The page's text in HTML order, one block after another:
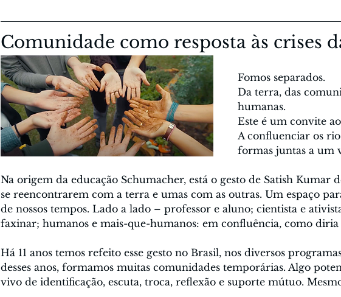
Comunidade como resposta às crises
Fomos separados.
Da terra, das
humanas.
Este é um convite
A confluenciar os
formas juntas a um
Na origem da educação Schumacher, está o gesto de Satish Kumar
se reencontrarem com a terra e umas com as outras. Um espaço
de nossos tempos. Lado a lado – professor e aluno; cientista e
faxinar; humanos e mais-que-humanos: em confluência, como diria
Há 11 anos temos refeito esse gesto no Brasil, nos diversos
desses anos, formamos muitas comunidades temporárias. Algo
vivo de identificação, escuta, troca, reflexão e suporte mútuo.